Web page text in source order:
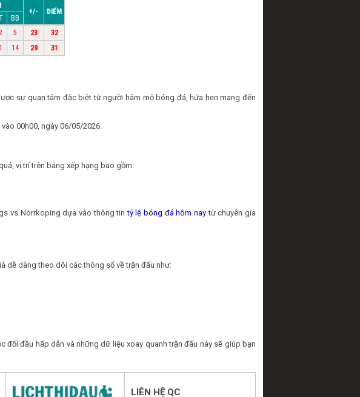
+/- ĐIỂM
BB
5 23
32
14 29 31
sự quan tâm đặc biệt từ người hâm mộ bóng đá, hứa hẹn mang đến
00h00, ngày 06/05/2026.
vị trí trên bảng xếp hạng bao gồm:
vs Norrkoping dựa vào thông tintỷ lệ bóng đá hôm nay từ chuyên gia
dễ dàng theo dõi các thông số về trận đấu như:
đầu hấp dẫn và những dữ liệu xoay quanh trận đấu này sẽ giúp bạn
LIÊN HỆ QC